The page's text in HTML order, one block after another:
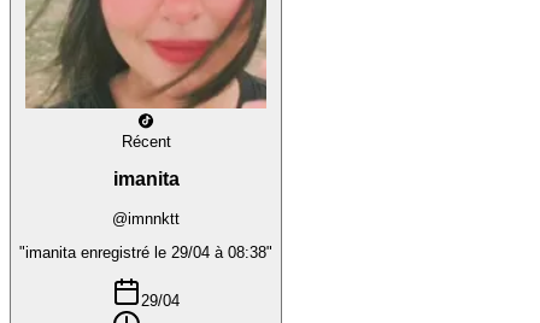
Récent
imanita
@imnnktt
"imanita enregistré le 29/04 à 08:38"
29/04